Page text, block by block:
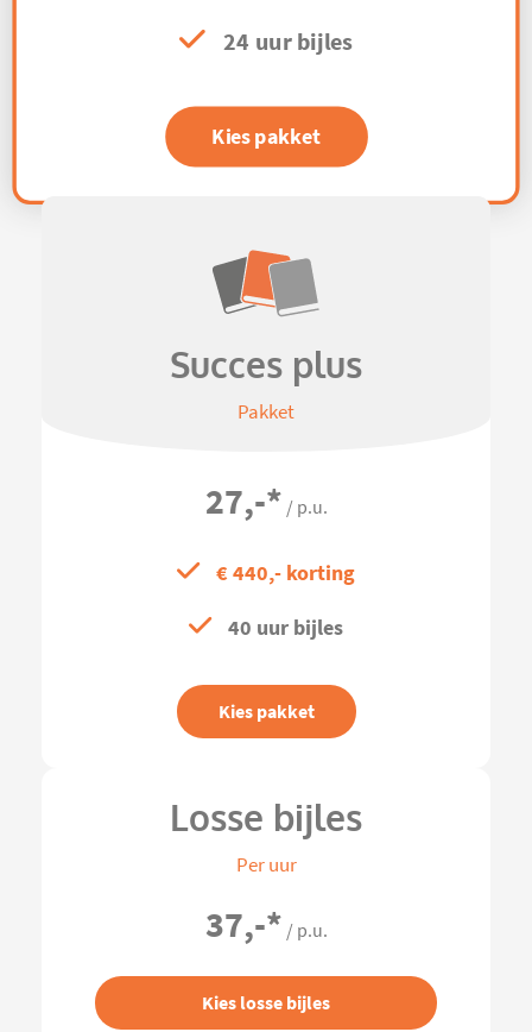
24 uur bijles
Kies pakket
Succes plus
Pakket
27,-* / p.u.
€ 440,- korting
40 uur bijles
Kies pakket
Losse bijles
Per uur
37,-* / p.u.
Kies losse bijles